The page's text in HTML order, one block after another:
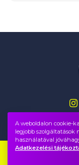
A weboldalon cookie-
legjobb szolgáltatások
használatával
Adatkezelési